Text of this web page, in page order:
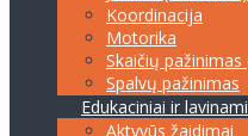
Koordinacija
Motorika
Skaičių pažinimas
Spalvų pažinimas
Edukaciniai ir
Aktyvūs žaidimai